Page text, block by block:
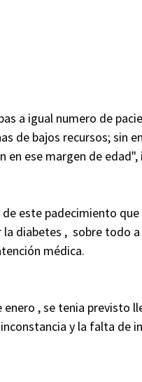
a igual numero de
de bajos recursos; sin
en ese margen de edad",
este padecimiento
diabetes , sobre todo a
médica.
enero , se tenia previsto
y la falta de